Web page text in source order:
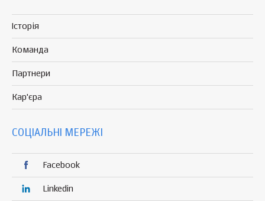
Історія
Команда
Партнери
Кар'єра
СОЦІАЛЬНІ МЕРЕЖІ
Facebook
Linkedin